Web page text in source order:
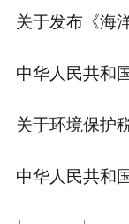
中华人民共和